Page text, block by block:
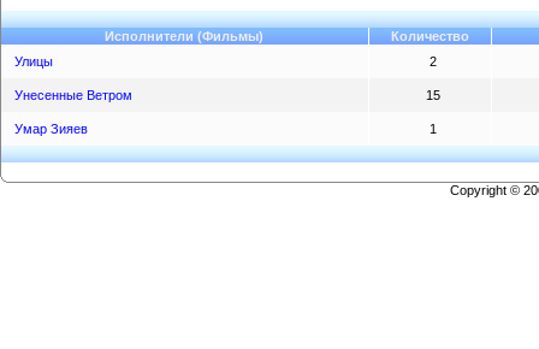
Исполнители (Фильмы)
Количество
Улицы
2
Унесенные Ветром 15
Умар Зияев 1
Copyright ©